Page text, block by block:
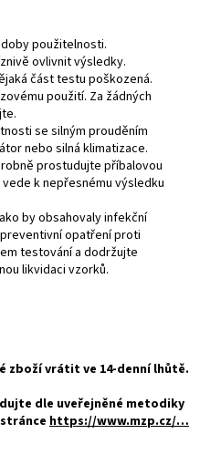
použitelnosti.
ovlivnit výsledky.
část testu poškozená.
použití. Za žádných
se silným prouděním
nebo silná klimatizace.
prostudujte příbalovou
k nepřesnému výsledku
by obsahovaly infekční
opatření proti
testování a dodržujte
likvidaci vzorků.
zboží vrátit ve 14-denní lhůtě.
dle uveřejněné metodiky
https://www.mzp.cz/…